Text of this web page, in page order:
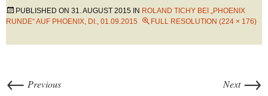
PUBLISHED ON 31. AUGUST 2015 IN ROLAND TICHY BEI „PHOENIX
RUNDE“ AUF PHOENIX, DI., 01.09.2015
FULL RESOLUTION (224 × 176)
← Previous Next →